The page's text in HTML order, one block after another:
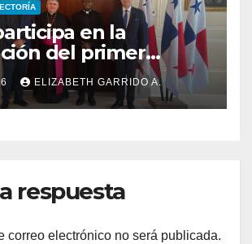
en la
del primer
del Pontificado
León XIV que
la Nunciatura en
ELIZABETH GARRIDO A.
respuesta
correo electrónico no será publicada.